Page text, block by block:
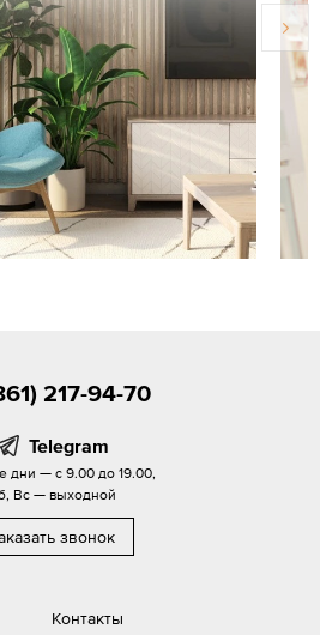
Контакты
217-94-70
Telegram
дни — с 9.00 до 19.00,
Вс — выходной
звонок